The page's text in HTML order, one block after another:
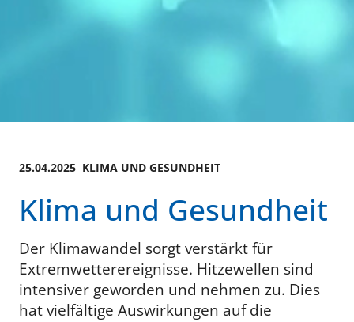
25.04.2025 KLIMA UND GESUNDHEIT
Klima und Gesundheit
Der Klimawandel sorgt verstärkt für
Extremwetterereignisse. Hitzewellen sind
intensiver geworden und nehmen zu. Dies
hat vielfältige Auswirkungen auf die